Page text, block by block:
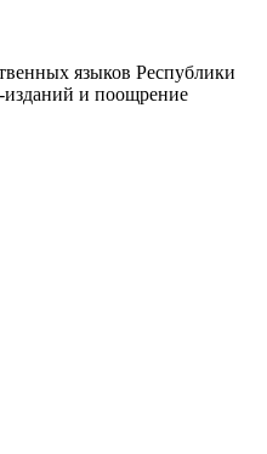
языков Республики
изданий и поощрение